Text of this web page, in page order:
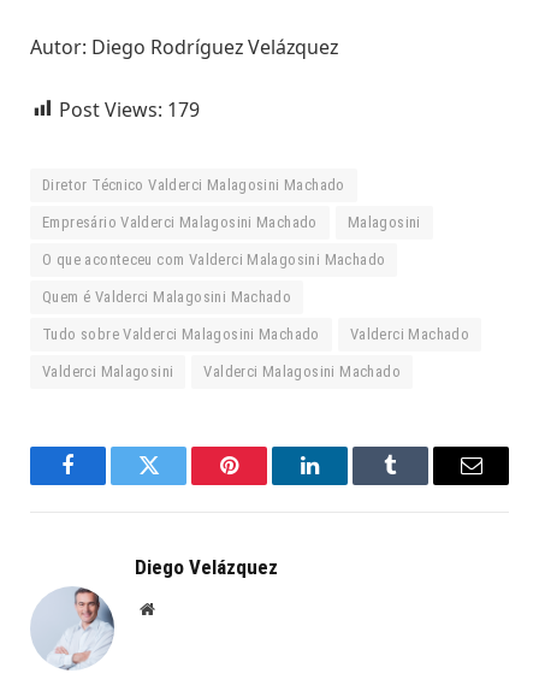
Autor: Diego Rodríguez Velázquez
Post Views: 179
Diretor Técnico Valderci Malagosini Machado
Empresário Valderci Malagosini Machado Malagosini
O que aconteceu com Valderci Malagosini Machado
Quem é Valderci Malagosini Machado
Tudo sobre Valderci Malagosini Machado Valderci Machado
Valderci Malagosini Valderci Malagosini Machado
FacebookTwitter Pinterest LinkedInTumblr Email
Diego Velázquez
Website